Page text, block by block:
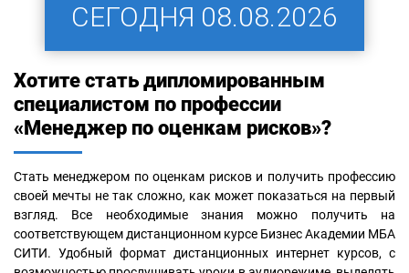
СЕГОДНЯ 08.08.2026
Хотите стать дипломированным
специалистом по профессии
«Менеджер по оценкам рисков»?
Стать менеджером по оценкам рисков и получить профессию
своей мечты не так сложно, как может показаться на первый
взгляд. Все необходимые знания можно получить на
соответствующем дистанционном курсе Бизнес Академии МБА
СИТИ. Удобный формат дистанционных интернет курсов, с